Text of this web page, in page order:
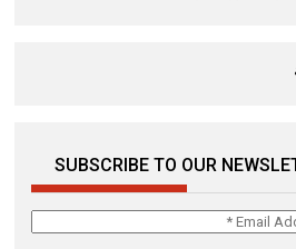
SUBSCRIBE TO OUR